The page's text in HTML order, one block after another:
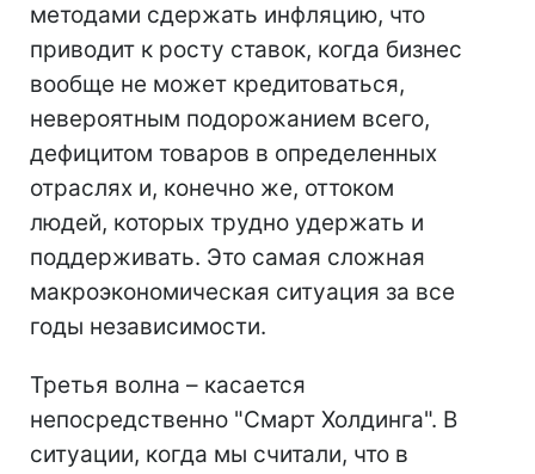
методами сдержать инфляцию, что
приводит к росту ставок, когда бизнес
вообще не может кредитоваться,
невероятным подорожанием всего,
дефицитом товаров в определенных
отраслях и, конечно же, оттоком
людей, которых трудно удержать и
поддерживать. Это самая сложная
макроэкономическая ситуация за все
годы независимости.
Третья волна – касается
непосредственно "Смарт Холдинга". В
ситуации, когда мы считали, что в